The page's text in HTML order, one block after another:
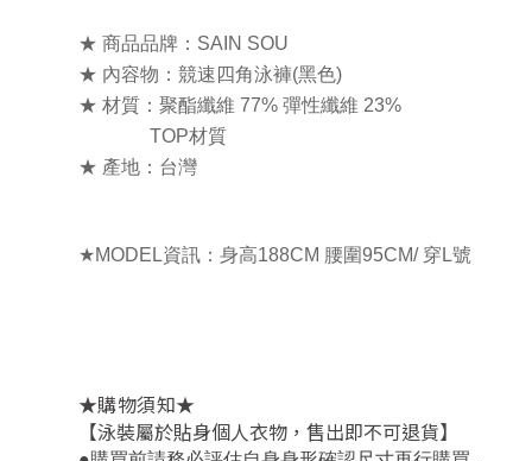
★ 商品品牌：SAIN SOU
★ 內容物：競速四角泳褲(黑色)
★ 材質：聚酯纖維 77% 彈性纖維 23%
TOP材質
★ 產地：台灣
★MODEL資訊： 身高188CM 腰圍95CM/ 穿L號
★購物須知★
【泳裝屬於貼身個人衣物，售出即不可退貨】